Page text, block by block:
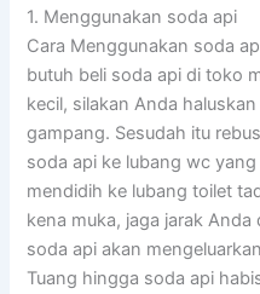
1. Menggunakan soda api
Cara Menggunakan soda
butuh beli soda api di toko
kecil, silakan Anda
gampang. Sesudah itu
soda api ke lubang wc
mendidih ke lubang toilet
kena muka, jaga jarak
soda api akan
Tuang hingga soda api